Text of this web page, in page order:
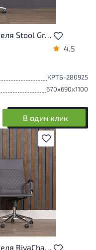
4.5
КРТБ-280925
670x690x1100
В один клик
В избранное
на